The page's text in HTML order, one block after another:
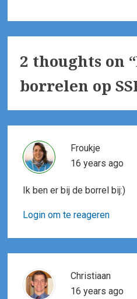
2 thoughts on “
borrelen op
Froukje
16 years ago
Ik ben er bij de borrel bij:)
Login om te reageren
Christiaan
16 years ago